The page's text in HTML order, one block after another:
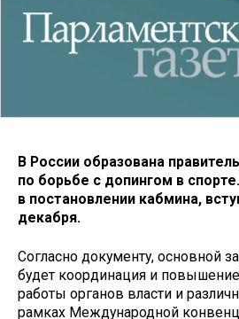
В России образована
по борьбе с допингом в
в постановлении кабмина,
декабря.
Согласно документу, основной
будет координация и
работы органов власти и
рамках Международной